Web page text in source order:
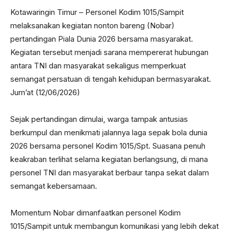
Kotawaringin Timur – Personel Kodim 1015/Sampit
melaksanakan kegiatan nonton bareng (Nobar)
pertandingan Piala Dunia 2026 bersama masyarakat.
Kegiatan tersebut menjadi sarana mempererat hubungan
antara TNI dan masyarakat sekaligus memperkuat
semangat persatuan di tengah kehidupan bermasyarakat.
Jum’at (12/06/2026)
Sejak pertandingan dimulai, warga tampak antusias
berkumpul dan menikmati jalannya laga sepak bola dunia
2026 bersama personel Kodim 1015/Spt. Suasana penuh
keakraban terlihat selama kegiatan berlangsung, di mana
personel TNI dan masyarakat berbaur tanpa sekat dalam
semangat kebersamaan.
Momentum Nobar dimanfaatkan personel Kodim
1015/Sampit untuk membangun komunikasi yang lebih dekat